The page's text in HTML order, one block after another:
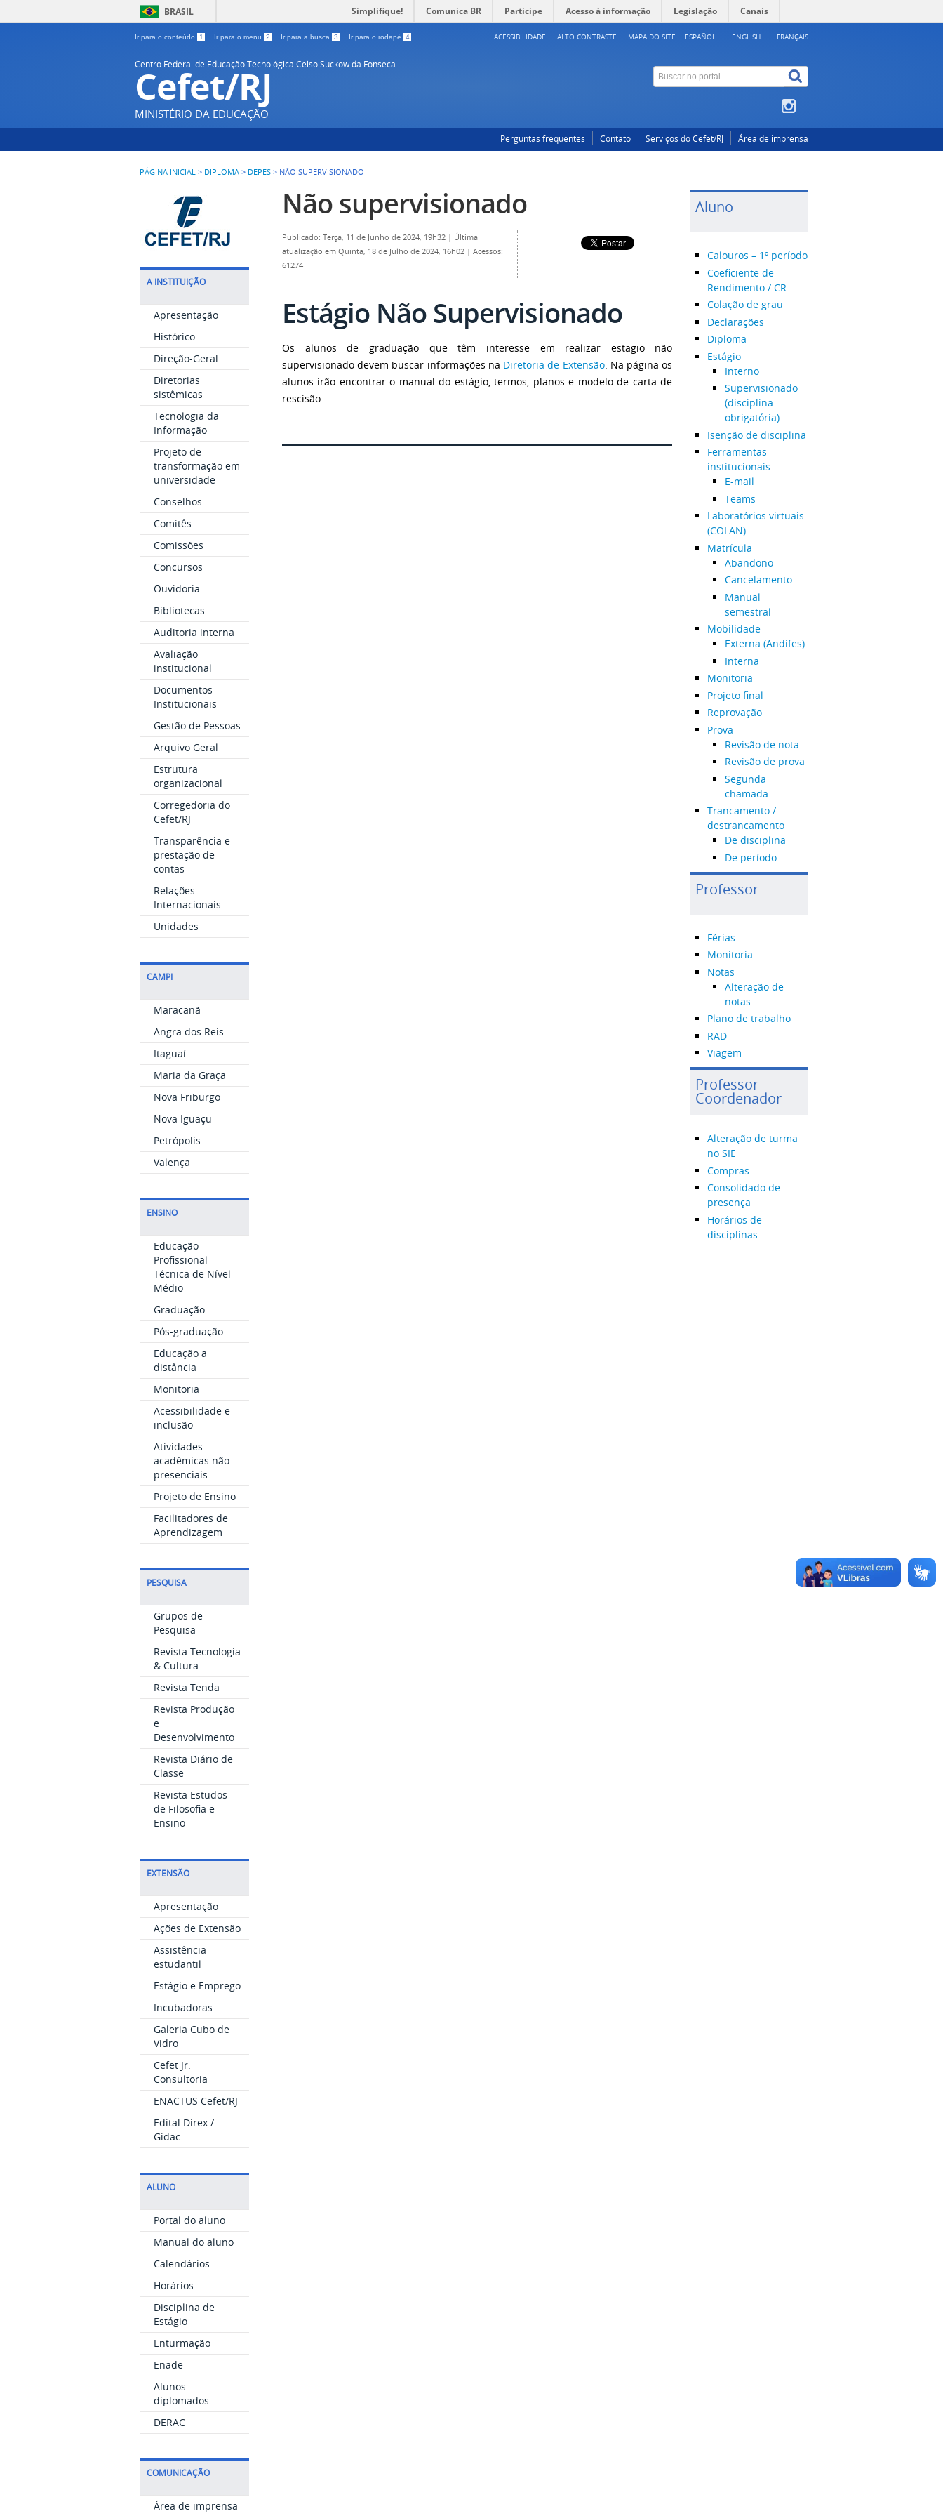
BRASIL Simplifique! Comunica BR Participe Acesso à informação Legislação Canais
Ir para o conteúdo 1 Ir para o menu 2 Ir para a busca 3 Ir para o rodapé 4 ESPAÑOL ENGLISH FRANÇAIS
ACESSIBILIDADE ALTO CONTRASTE MAPA DO SITE
Centro Federal de Educação Tecnológica Celso Suckow da Fonseca
Cefet/RJ
MINISTÉRIO DA EDUCAÇÃO
Perguntas frequentes Contato Serviços do Cefet/RJ Área de imprensa
PÁGINA INICIAL > DIPLOMA > DEPES > NÃO SUPERVISIONADO
A INSTITUIÇÃO
Apresentação
Histórico
Direção-Geral
Diretorias
sistêmicas
Tecnologia da
Informação
Projeto de
transformação em
universidade
Conselhos
Comitês
Comissões
Concursos
Ouvidoria
Bibliotecas
Auditoria interna
Avaliação
institucional
Documentos
Institucionais
Gestão de Pessoas
Arquivo Geral
Estrutura
organizacional
Corregedoria do
Cefet/RJ
Transparência e
prestação de
contas
Relações
Internacionais
Unidades
CAMPI
Maracanã
Angra dos Reis
Itaguaí
Maria da Graça
Nova Friburgo
Nova Iguaçu
Petrópolis
Valença
ENSINO
Educação
Profissional
Técnica de Nível
Médio
Graduação
Pós-graduação
Educação a
distância
Monitoria
Acessibilidade e
inclusão
Atividades
acadêmicas não
presenciais
Projeto de Ensino
Facilitadores de
Aprendizagem
PESQUISA
Grupos de
Pesquisa
Revista Tecnologia
& Cultura
Revista Tenda
Revista Produção
e
Desenvolvimento
Revista Diário de
Classe
Revista Estudos
de Filosofia e
Ensino
EXTENSÃO
Apresentação
Ações de Extensão
Assistência
estudantil
Estágio e Emprego
Incubadoras
Galeria Cubo de
Vidro
Cefet Jr.
Consultoria
ENACTUS Cefet/RJ
Edital Direx /
Gidac
ALUNO
Portal do aluno
Manual do aluno
Calendários
Horários
Disciplina de
Estágio
Enturmação
Enade
Alunos
diplomados
DERAC
COMUNICAÇÃO
Área de imprensa
Não supervisionado
Publicado: Terça, 11 de Junho de 2024, 19h32 | Última
atualização em Quinta, 18 de Julho de 2024, 16h02 | Acessos:
61274
Estágio Não Supervisionado
Os alunos de graduação que têm interesse em realizar estagio não
supervisionado devem buscar informações na Diretoria de Extensão. Na página os
alunos irão encontrar o manual do estágio, termos, planos e modelo de carta de
rescisão.
Aluno
Calouros – 1º período
Coeficiente de
Rendimento / CR
Colação de grau
Declarações
Diploma
Estágio
Interno
Supervisionado
(disciplina
obrigatória)
Isenção de disciplina
Ferramentas
institucionais
E-mail
Teams
Laboratórios virtuais
(COLAN)
Matrícula
Abandono
Cancelamento
Manual
semestral
Mobilidade
Externa (Andifes)
Interna
Monitoria
Projeto final
Reprovação
Prova
Revisão de nota
Revisão de prova
Segunda
chamada
Trancamento /
destrancamento
De disciplina
De período
Professor
Férias
Monitoria
Notas
Alteração de
notas
Plano de trabalho
RAD
Viagem
Professor
Coordenador
Alteração de turma
no SIE
Compras
Consolidado de
presença
Horários de
disciplinas